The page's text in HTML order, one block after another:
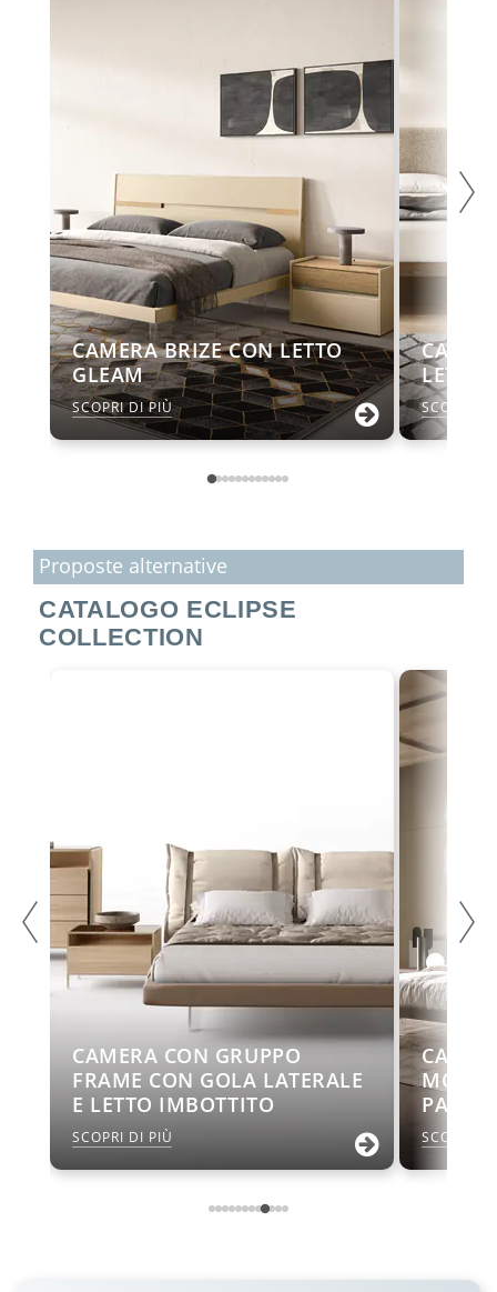
CAMERA BRIZE CON LETTO
GLEAM
SCOPRI DI PIÙ
LETTO
SCOPRI
Proposte alternative
CATALOGO ECLIPSE
COLLECTION
CAMERA CON GRUPPO
FRAME CON GOLA LATERALE
E LETTO IMBOTTITO
SCOPRI DI PIÙ
PANEL
SCOPRI